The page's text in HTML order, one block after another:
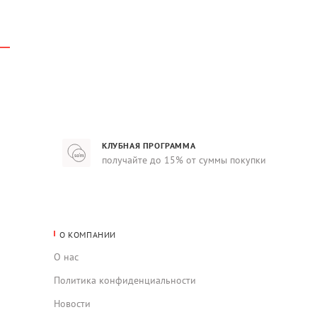
КЛУБНАЯ ПРОГРАММА
получайте до 15% от суммы покупки
О КОМПАНИИ
О нас
Политика конфиденциальности
Новости